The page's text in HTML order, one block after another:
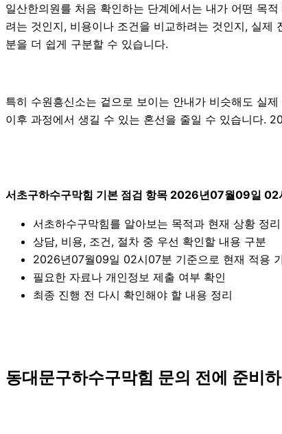
일산한의원를 처음 확인하는 단계에서는 내가 어떤 목
려는 것인지, 비용이나 조건을 비교하려는 것인지, 실
분을 더 쉽게 구분할 수 있습니다.
특히 수원흥신소는 겉으로 보이는 안내가 비슷해도 실
이후 과정에서 생길 수 있는 혼선을 줄일 수 있습니다.
서초구하수구막힘 기본 점검 항목 2026년07월09일
서초하수구막힘를 알아보는 목적과 현재 상황 정리
상담, 비용, 조건, 절차 중 우선 확인할 내용 구분
2026년07월09일 02시07분 기준으로 현재 적용
필요한 자료나 개인정보 제출 여부 확인
최종 진행 전 다시 확인해야 할 내용 정리
동대문구하수구막힘 문의 전에 준비